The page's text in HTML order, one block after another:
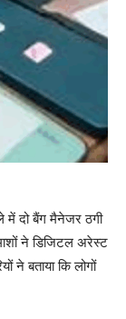
दो बैंग मैनेजर ठगी
ने डिजिटल अरेस्ट
ने बताया कि लोगों